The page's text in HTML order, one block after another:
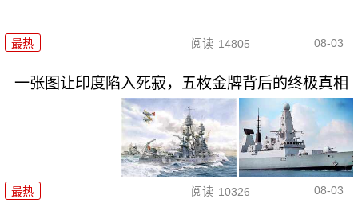
最热 阅读 14805 08-03
一张图让印度陷入死寂，五枚金牌背后的终极真相
最热 阅读 10326 08-03